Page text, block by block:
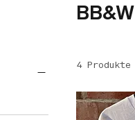
BB&W
4 Produkte